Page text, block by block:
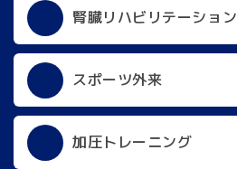
腎臓リハビリテーション
スポーツ外来
加圧トレーニング